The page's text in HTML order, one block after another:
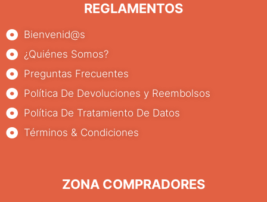
REGLAMENTOS
Bienvenid@s
¿Quiénes Somos?
Preguntas Frecuentes
Política De Devoluciones y Reembolsos
Política De Tratamiento De Datos
Términos & Condiciones
ZONA COMPRADORES